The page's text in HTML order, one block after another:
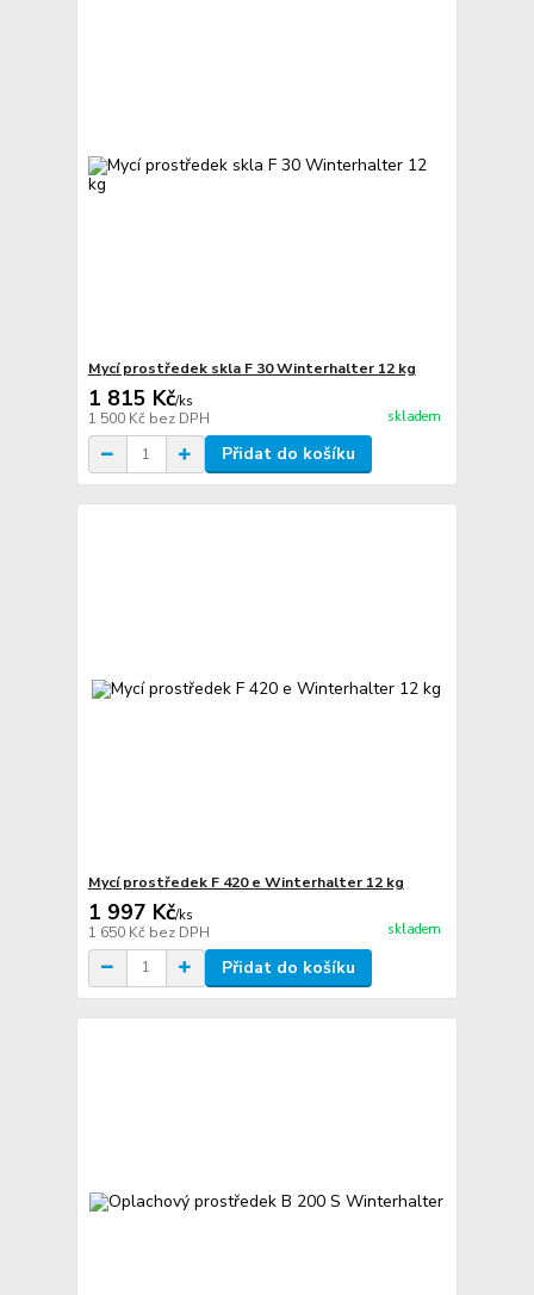
Mycí prostředek skla F 30 Winterhalter 12 kg
1 815 Kč/ks
1 500 Kč bez DPH skladem
Přidat do košíku
Mycí prostředek F 420 e Winterhalter 12 kg
1 997 Kč/ks
1 650 Kč bez DPH skladem
Přidat do košíku